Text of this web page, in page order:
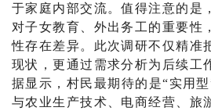
于家庭内部交流。值得注意的是
对子女教育、外出务工的重要性
性存在差异。此次调研不仅精准
现状，更通过需求分析为后续工
据显示，村民最期待的是“实用型
与农业生产技术、电商经营、旅